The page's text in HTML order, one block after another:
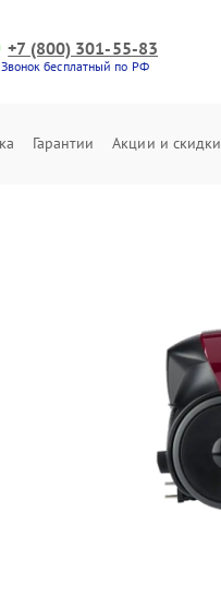
+7 (800) 301-55-83
Звонок бесплатный по РФ
Гарантии Акции и скидки